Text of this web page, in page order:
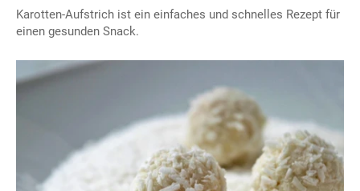
Karotten-Aufstrich ist ein einfaches und schnelles Rezept für
einen gesunden Snack.